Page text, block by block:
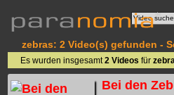
zebras: 2 Video(s) gefunden -
Es wurden insgesamt 2 Videos für
Bei den